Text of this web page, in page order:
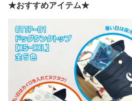
★おすすめアイテム★